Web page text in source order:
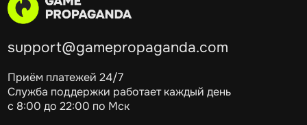
support@gamepropaganda.com
Приём платежей 24/7
Служба поддержки работает каждый день
с 8:00 до 22:00 по Мск